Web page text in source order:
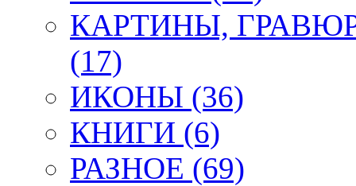
КАРТИНЫ,
(17)
ИКОНЫ (36)
КНИГИ (6)
РАЗНОЕ (69)